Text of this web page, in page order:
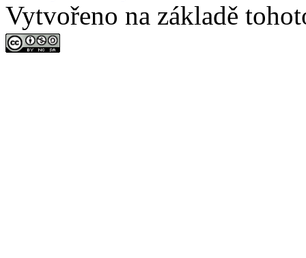
Vytvořeno na základě